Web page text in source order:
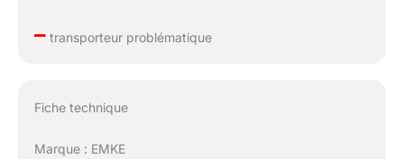
–transporteur problématique
Fiche technique
Marque : EMKE